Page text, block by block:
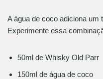
A água de coco adiciona um
Experimente essa
50ml de Whisky Old Parr
150ml de água de coco